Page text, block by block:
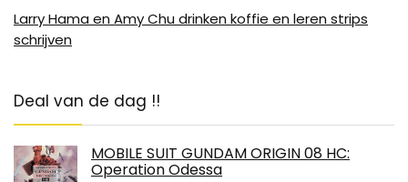
Larry Hama en Amy Chu drinken koffie en leren strips
schrijven
Deal van de dag !!
MOBILE SUIT GUNDAM ORIGIN 08 HC:
Operation Odessa